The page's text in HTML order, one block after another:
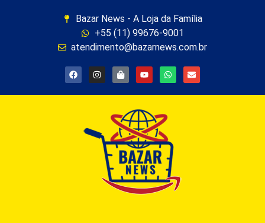
Bazar News - A Loja da Família
+55 (11) 99676-9001
atendimento@bazarnews.com.br